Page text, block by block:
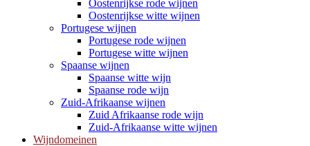
Oostenrijkse rode wijnen
Oostenrijkse witte wijnen
Portugese wijnen
Portugese rode wijnen
Portugese witte wijnen
Spaanse wijnen
Spaanse witte wijn
Spaanse rode wijn
Zuid-Afrikaanse wijnen
Zuid Afrikaanse rode wijn
Zuid-Afrikaanse witte wijnen
Wijndomeinen